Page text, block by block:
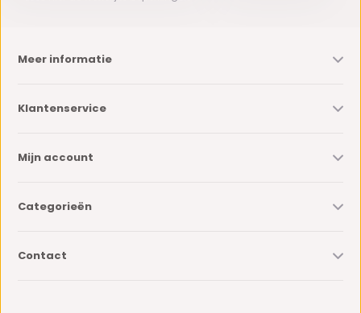
Meer informatie
Klantenservice
Mijn account
Categorieën
Contact